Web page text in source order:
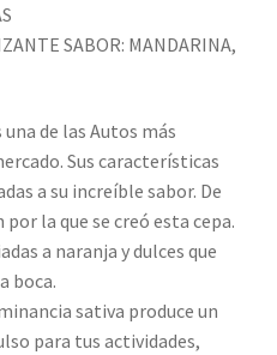
SABOR: MANDARINA,
de las Autos más
Sus características
a su increíble sabor. De
la que se creó esta cepa.
a naranja y dulces que
boca.
sativa produce un
para tus actividades,